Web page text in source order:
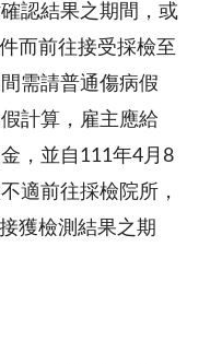
認結果之期間，或
而前往接受採檢至
需請普通傷病假
計算，雇主應給
，並自111年4月8
適前往採檢院所，
獲檢測結果之期